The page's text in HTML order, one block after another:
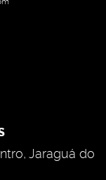
, Jaraguá do